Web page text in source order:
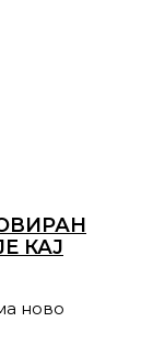
КАЈ
ново